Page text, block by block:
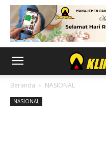
Beranda NASIONAL
NASIONAL